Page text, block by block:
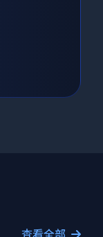
查看全部